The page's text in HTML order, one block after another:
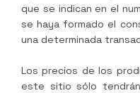
que se indican en el
se haya formado el
una determinada
Los precios de los
este sitio sólo